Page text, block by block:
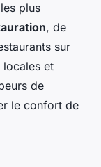
plus
, de
sur
locales et
de
le confort de